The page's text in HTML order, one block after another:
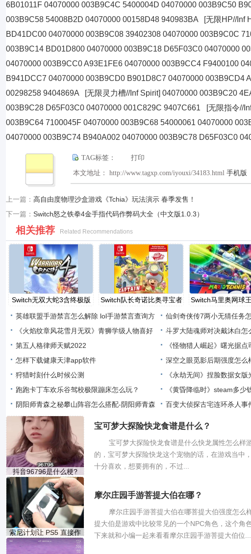
6B01011F 04070000 003B9C4C 5400004D 04070000 003B9C50
003B9C58 54008B2D 04070000 00158D48 940983BA [无限HP//Inf
BD41DC00 04070000 003B9C08 39402308 04070000 003B9C0C
003B9C14 BD01D800 04070000 003B9C18 D65F03C0 04070000
04070000 003B9CC0 A93E1FE6 04070000 003B9CC4 F9400100
B941DCC7 04070000 003B9CD0 B901D8C7 04070000 003B9CD4
00298258 9404869A [无限灵力槽//Inf Spirit] 04070000 003B9C20
003B9C28 D65F03C0 04070000 001C829C 9407C661 [无限指令//
003B9C64 7100045F 04070000 003B9C68 54000061 04070000
04070000 003B9C74 B940A002 04070000 003B9C78 D65F03C0
TAG标签： 打印
本文地址： http://www.tagxp.com/iyouxi/34183.html 手机版
上一篇： 高自由度物理沙盒游戏《Tchia》玩法演示 春季发售！
下一篇： Switch怒之铁拳4金手指代码作弊码大全（中文版1.0.3）
相关推荐 Related Recommendations
Switch无双大蛇3含终极版
金
Switch队长奇诺比奥寻宝者 Switch马里奥网球
英雄联盟手游禁言怎么解除 lol手游禁言查询方
法
仙剑奇侠传7两小无猜任务
支线
《火焰纹章风花雪月无双》青狮学级人物喜好
青
斗罗大陆魂师对决戴沐白怎
第五人格律师天赋2022
《怪物猎人崛起》曙光据
曙
怎样下载健康天津app软件
深空之眼觅影后期强度怎么
狩猎时刻什么时候公测
《永劫无间》捏脸数据女
头
跑跑卡丁车欢乐谷驾校极限蹦床怎么玩？
《黄昏降临时》steam多少
特色内容
阴阳师青森之秘攀山阵容怎么搭配-阴阳师青森
之秘攀
百变大侦探古宅连环杀人事
抖音96796是什么梗?
96796有什
索尼计划让 PS5 直接作
为模
宝可梦大探险快龙食谱是什么？
宝可梦大探险快龙食谱是什么快龙属性怎么样
的，宝可梦大探险快龙这个宠物的话，在游戏当中
十分喜欢，想要拥有的，不过...
摩尔庄园手游菩提大伯在哪？
摩尔庄园手游菩提大伯在哪菩提大伯强度怎么
提大伯是游戏中比较常见的一个NPC角色，这个角
下来就和小编一起来看看摩尔庄园手游菩提大伯位...